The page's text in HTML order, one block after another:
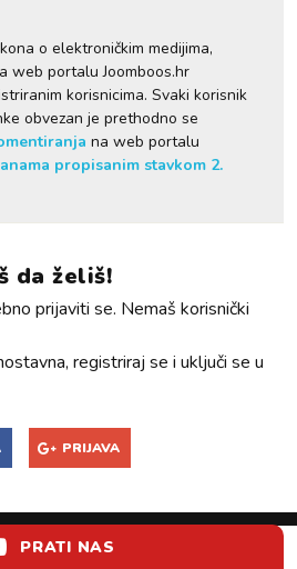
o elektroničkim medijima,
web portalu Joomboos.hr
korisnicima. Svaki korisnik
obvezan je prethodno se
na web portalu
propisanim stavkom 2.
da želiš!
prijaviti se. Nemaš korisnički
registriraj se i uključi se u
PRIJAVA
PRATI NAS